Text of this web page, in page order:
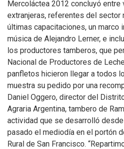
Mercoláctea 2012 concluyó
extranjeras, referentes del sector
últimas capacitaciones, un marco
música de Alejandro Lerner, e
los productores tamberos, que
Nacional de Productores de
panfletos hicieron llegar a todos
muestra su pedido por una
Daniel Oggero, director del
Agraria Argentina, tambero de
actividad que se desarrolló
pasado el mediodía en el portón
Rural de San Francisco.